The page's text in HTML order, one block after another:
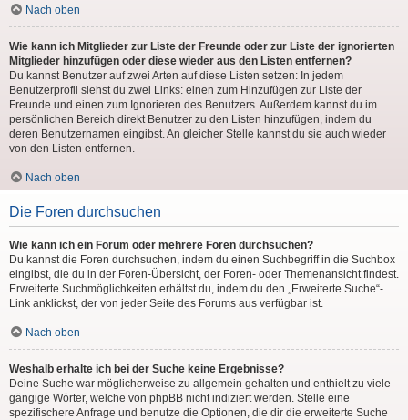
Nach oben
Wie kann ich Mitglieder zur Liste der Freunde oder zur Liste der ignorierten
Mitglieder hinzufügen oder diese wieder aus den Listen entfernen?
Du kannst Benutzer auf zwei Arten auf diese Listen setzen: In jedem
Benutzerprofil siehst du zwei Links: einen zum Hinzufügen zur Liste der
Freunde und einen zum Ignorieren des Benutzers. Außerdem kannst du im
persönlichen Bereich direkt Benutzer zu den Listen hinzufügen, indem du
deren Benutzernamen eingibst. An gleicher Stelle kannst du sie auch wieder
von den Listen entfernen.
Nach oben
Die Foren durchsuchen
Wie kann ich ein Forum oder mehrere Foren durchsuchen?
Du kannst die Foren durchsuchen, indem du einen Suchbegriff in die Suchbox
eingibst, die du in der Foren-Übersicht, der Foren- oder Themenansicht findest.
Erweiterte Suchmöglichkeiten erhältst du, indem du den „Erweiterte Suche“-
Link anklickst, der von jeder Seite des Forums aus verfügbar ist.
Nach oben
Weshalb erhalte ich bei der Suche keine Ergebnisse?
Deine Suche war möglicherweise zu allgemein gehalten und enthielt zu viele
gängige Wörter, welche von phpBB nicht indiziert werden. Stelle eine
spezifischere Anfrage und benutze die Optionen, die dir die erweiterte Suche